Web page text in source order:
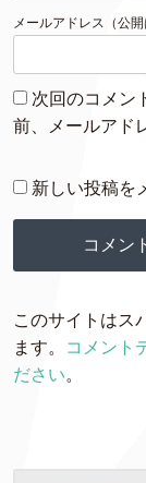
メールアドレス（公開
次回のコメン
前、メールアド
新しい投稿を
このサイトはス
ます。
コメント
ださい。